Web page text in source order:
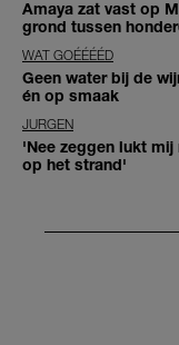
Amaya zat vast op
grond tussen
WAT GOÉÉÉÉD
Geen water bij de
én op smaak
JURGEN
'Nee zeggen lukt
op het strand'